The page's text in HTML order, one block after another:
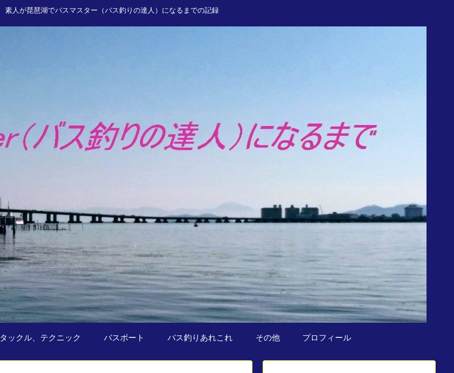
素人が琵琶湖でバスマスター（バス釣りの達人）になるまでの記録
タックル、テクニック バスボート バス釣りあれこれ その他 プロフィール